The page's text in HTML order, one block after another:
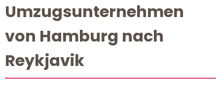
Umzugsunternehmen
von Hamburg nach
Reykjavik